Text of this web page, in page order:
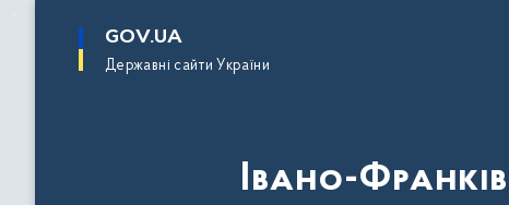
основного
GOV.UA
Державні сайти України
Івано-